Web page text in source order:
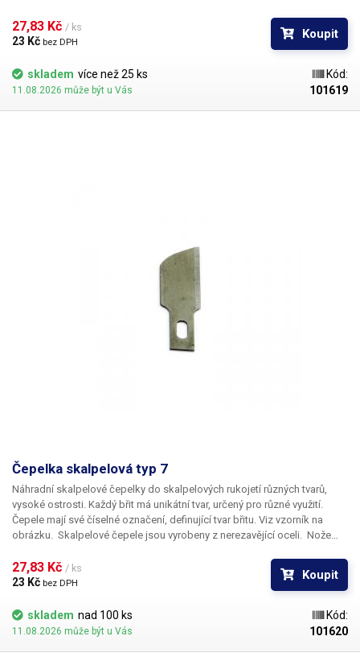
27,83 Kč / ks
23 Kč bez DPH
Koupit
skladem více než 25 ks
11.08.2026 může být u Vás
Kód:
101619
Čepelka skalpelová typ 7
Náhradní skalpelové čepelky do skalpelových rukojetí různých tvarů,
vysoké ostrosti. Každý břit má unikátní tvar, určený pro různé využití.
Čepele mají své číselné označení, definující tvar břitu. Viz vzorník na
obrázku. Skalpelové čepele jsou vyrobeny z nerezavějící oceli. Nože
27,83 Kč / ks
23 Kč bez DPH
Koupit
skladem nad 100 ks
11.08.2026 může být u Vás
Kód:
101620